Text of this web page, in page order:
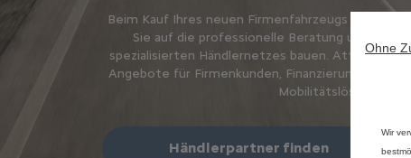
Beim Kauf Ihres neuen Firmenfahrzeugs können
Sie auf die professionelle Beratung unseres
spezialisierten Händlernetzes bauen. Attraktive
Angebote für Firmenkunden, Finanzierungs- und
Mobilitätslösungen.
Händlerpartner finden
Ohne
Wir